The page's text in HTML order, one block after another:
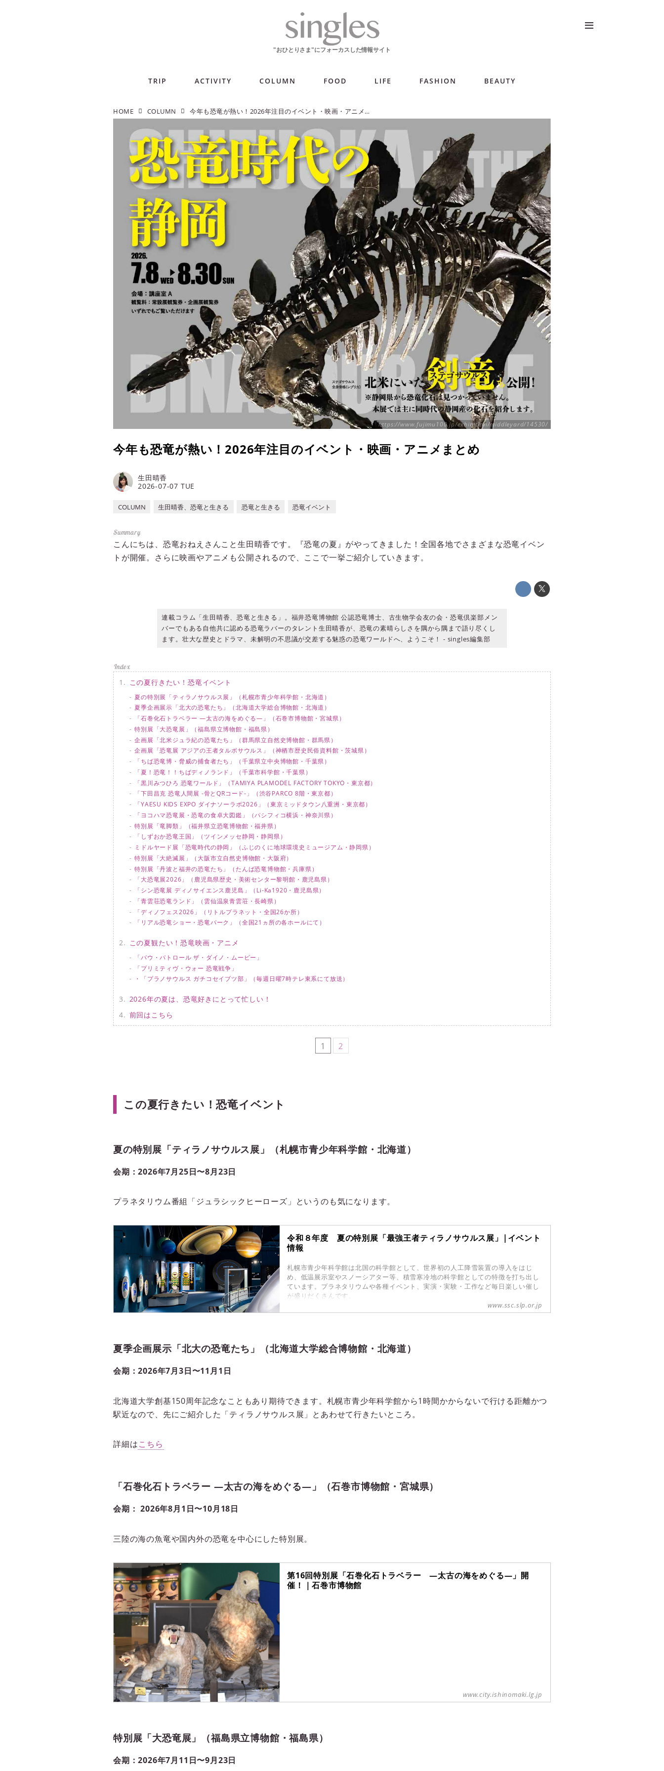
TRIP ACTIVITY COLUMN FOOD LIFE FASHION BEAUTY
HOME COLUMN 今年も恐竜が熱い！2026年注目のイベント・映画・アニメまとめ
https://www.fujimu100.jp/exhibition/middleyard/14530/
今年も恐竜が熱い！2026年注目のイベント・映画・アニメまとめ
2026-07-07 TUE
生田晴香
COLUMN 生田晴香、恐竜と生きる 恐竜と生きる 恐竜イベント
こんにちは、恐竜おねえさんこと生田晴香です。『恐竜の夏』がやってきました！全国各地でさまざまな恐竜イベン
トが開催。さらに映画やアニメも公開されるので、ここで一挙ご紹介していきます。
連載コラム「生田晴香、恐竜と生きる」。福井恐竜博物館 公認恐竜博士、古生物学会友の会・恐竜倶楽部メン
バーでもある自他共に認める恐竜ラバーのタレント生田晴香が、恐竜の素晴らしさを隅から隅まで語り尽くし
ます。壮大な歴史とドラマ、未解明の不思議が交差する魅惑の恐竜ワールドへ、ようこそ！ - singles編集部
この夏行きたい！恐竜イベント
夏の特別展「ティラノサウルス展」（札幌市青少年科学館・北海道）
夏季企画展示「北大の恐竜たち」（北海道大学総合博物館・北海道）
「石巻化石トラベラー ―太古の海をめぐる―」（石巻市博物館・宮城県）
特別展「大恐竜展」（福島県立博物館・福島県）
企画展「北米ジュラ紀の恐竜たち」（群馬県立自然史博物館・群馬県）
企画展「恐竜展 アジアの王者タルボサウルス」（神栖市歴史民俗資料館・茨城県）
「ちば恐竜博・脅威の捕食者たち」（千葉県立中央博物館・千葉県）
「夏！恐竜！！ちばディノランド」（千葉市科学館・千葉県）
「黒川みつひろ 恐竜ワールド」（TAMIYA PLAMODEL FACTORY TOKYO・東京都）
「下田昌克 恐竜人間展 -骨とQRコード-」（渋谷PARCO 8階・東京都）
「YAESU KIDS EXPO ダイナソーラボ2026」（東京ミッドタウン八重洲・東京都）
「ヨコハマ恐竜展・恐竜の食卓大図鑑」（パシフィコ横浜・神奈川県）
特別展「竜脚類」（福井県立恐竜博物館・福井県）
「しずおか恐竜王国」（ツインメッセ静岡・静岡県）
ミドルヤード展「恐竜時代の静岡」（ふじのくに地球環境史ミュージアム・静岡県）
特別展「大絶滅展」（大阪市立自然史博物館・大阪府）
特別展「丹波と福井の恐竜たち」（たんば恐竜博物館・兵庫県）
「大恐竜展2026」（鹿児島県歴史・美術センター黎明館・鹿児島県）
「シン恐竜展 ディノサイエンス鹿児島」（Li-Ka1920・鹿児島県）
「青雲荘恐竜ランド」（雲仙温泉青雲荘・長崎県）
「ディノフェス2026」（リトルプラネット・全国26か所）
「リアル恐竜ショー・恐竜パーク」（全国21ヵ所の各ホールにて）
この夏観たい！恐竜映画・アニメ
「パウ・パトロール ザ・ダイノ・ムービー」
「プリミティヴ・ウォー 恐竜戦争」
・「プラノサウルス ガチコセイブツ部」（毎週日曜7時テレ東系にて放送）
2026年の夏は、恐竜好きにとって忙しい！
前回はこちら
1 2
この夏行きたい！恐竜イベント
夏の特別展「ティラノサウルス展」（札幌市青少年科学館・北海道）
会期：2026年7月25日〜8月23日
プラネタリウム番組「ジュラシックヒーローズ」というのも気になります。
令和８年度 夏の特別展「最強王者ティラノサウルス展」|イベント
情報
札幌市青少年科学館は北国の科学館として、世界初の人工降雪装置の導入をはじ
め、低温展示室やスノーシアター等、積雪寒冷地の科学館としての特徴を打ち出し
ています。プラネタリウムや各種イベント、実演・実験・工作など毎日楽しい催し
が盛りだくさんです。
www.ssc.slp.or.jp
夏季企画展示「北大の恐竜たち」（北海道大学総合博物館・北海道）
会期：2026年7月3日〜11月1日
北海道大学創基150周年記念なこともあり期待できます。札幌市青少年科学館から1時間かからないで行ける距離かつ
駅近なので、先にご紹介した「ティラノサウルス展」とあわせて行きたいところ。
詳細はこちら
「石巻化石トラベラー ―太古の海をめぐる―」（石巻市博物館・宮城県）
会期： 2026年8月1日〜10月18日
三陸の海の魚竜や国内外の恐竜を中心にした特別展。
第16回特別展「石巻化石トラベラー ―太古の海をめぐる―」開
催！｜石巻市博物館
www.city.ishinomaki.lg.jp
特別展「大恐竜展」（福島県立博物館・福島県）
会期：2026年7月11日〜9月23日